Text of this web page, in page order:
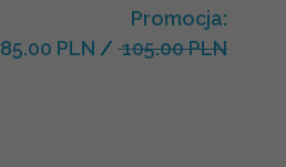
Promocja:
85.00 PLN / 105.00 PLN